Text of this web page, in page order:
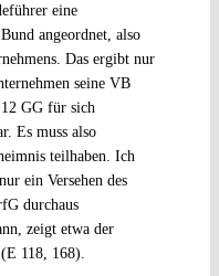
eine
angeordnet, also
Das ergibt nur
seine VB
GG für sich
Es muss also
teilhaben. Ich
ein Versehen des
durchaus
zeigt etwa der
118, 168).